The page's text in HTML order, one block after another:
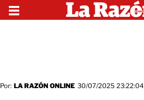
Por: LA RAZÓN ONLINE 30/07/2025 23:22:04